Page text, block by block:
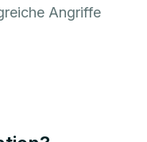
Angriffe